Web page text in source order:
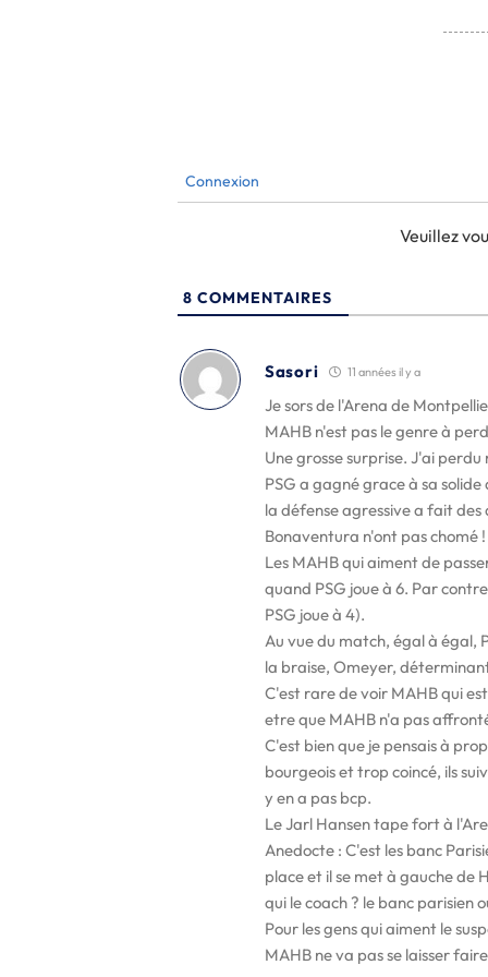
Connexion
Veuillez
8 COMMENTAIRES
Sasori 11 années il y a
Je sors de l'Arena de
MAHB n'est pas le genre à
Une grosse surprise. J'ai
PSG a gagné grace à sa
la défense agressive a fait des
Bonaventura n'ont pas chomé !
Les MAHB qui aiment de
quand PSG joue à 6. Par
PSG joue à 4).
Au vue du match, égal à égal,
la braise, Omeyer,
C'est rare de voir MAHB qui
etre que MAHB n'a pas
C'est bien que je pensais à
bourgeois et trop coincé, ils
y en a pas bcp.
Le Jarl Hansen tape fort à
Anedocte : C'est les banc
place et il se met à gauche de
qui le coach ? le banc parisien
Pour les gens qui aiment le
MAHB ne va pas se laisser